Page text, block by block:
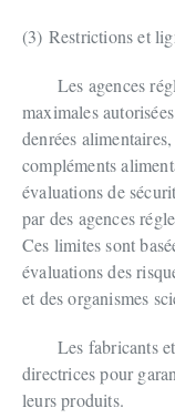
(3) Restrictions et
Les agences
maximales
denrées
compléments
évaluations de
par des agences
Ces limites sont
évaluations des
et des organismes
Les fabricants
directrices pour
leurs produits.